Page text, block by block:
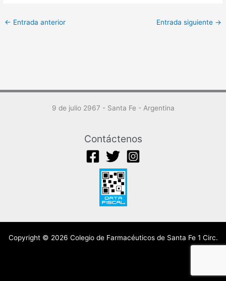
← Entrada anterior Entrada siguiente →
9 de julio 2967 - Santa Fe - Argentina
Contáctenos
Copyright © 2026 Colegio de Farmacéuticos de Santa Fe 1 Circ.